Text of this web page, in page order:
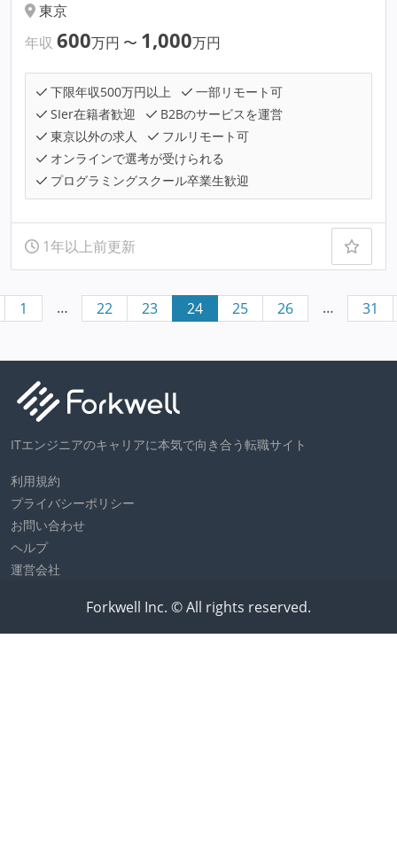
東京
年収 600万円 〜 1,000万円
下限年収500万円以上
一部リモート可
SIer在籍者歓迎
B2Bのサービスを運営
東京以外の求人
フルリモート可
オンラインで選考が受けられる
プログラミングスクール卒業生歓迎
1年以上前更新
1 … 22 23 24 25 26 … 31
ITエンジニアのキャリアに本気で向き合う転職サイト
利用規約
プライバシーポリシー
お問い合わせ
ヘルプ
運営会社
Forkwell Inc. © All rights reserved.